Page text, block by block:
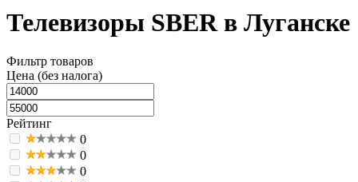
Телевизоры SBER в Луганске
Фильтр товаров
Цена (без налога)
Рейтинг
0
0
0